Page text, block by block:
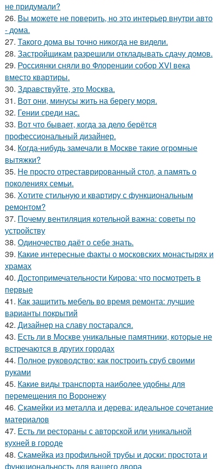
не придумали?
26. Вы можете не поверить, но это интерьер внутри авто
- дома.
27. Такого дома вы точно никогда не видели.
28. Застройщикам разрешили откладывать сдачу домов.
29. Россиянки сняли во Флоренции собор XVI века
вместо квартиры.
30. Здравствуйте, это Москва.
31. Вот они, минусы жить на берегу моря.
32. Гении среди нас.
33. Вот что бывает, когда за дело берётся
профессиональный дизайнер.
34. Когда-нибудь замечали в Москве такие огромные
вытяжки?
35. Не просто отреставрированный стол, а память о
поколениях семьи.
36. Хотите стильную и квартиру с функциональным
ремонтом?
37. Почему вентиляция котельной важна: советы по
устройству
38. Одиночество даёт о себе знать.
39. Какие интересные факты о московских монастырях и
храмах
40. Достопримечательности Кирова: что посмотреть в
первые
41. Как защитить мебель во время ремонта: лучшие
варианты покрытий
42. Дизайнер на славу постарался.
43. Есть ли в Москве уникальные памятники, которые не
встречаются в других городах
44. Полное руководство: как построить сруб своими
руками
45. Какие виды транспорта наиболее удобны для
перемещения по Воронежу
46. Скамейки из металла и дерева: идеальное сочетание
материалов
47. Есть ли рестораны с авторской или уникальной
кухней в городе
48. Скамейка из профильной трубы и доски: простота и
функциональность для вашего двора